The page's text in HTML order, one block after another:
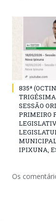
835ª
SESSÃO
PRIMEIRO
IPIXUNA,
Os